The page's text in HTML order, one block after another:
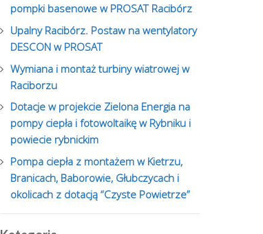
pompki basenowe w PROSAT Racibórz
Upalny Racibórz. Postaw na wentylatory
DESCON w PROSAT
Wymiana i montaż turbiny wiatrowej w
Raciborzu
Dotacje w projekcie Zielona Energia na
pompy ciepła i fotowoltaikę w Rybniku i
powiecie rybnickim
Pompa ciepła z montażem w Kietrzu,
Branicach, Baborowie, Głubczycach i
okolicach z dotacją “Czyste Powietrze”